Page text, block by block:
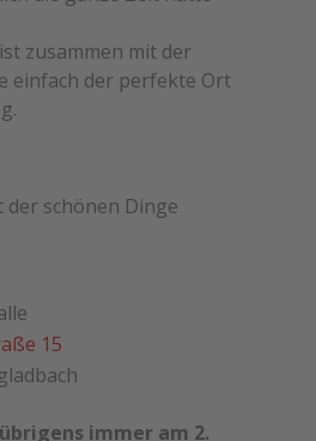
zusammen mit der
einfach der perfekte Ort
der schönen Dinge
15
immer am 2.